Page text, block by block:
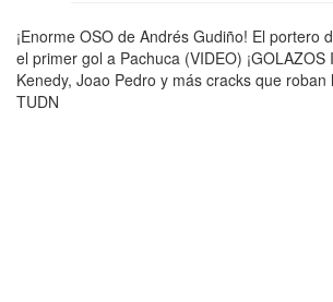
¡Enorme OSO de Andrés Gudiño! El portero
el primer gol a Pachuca (VIDEO) ¡GOLAZOS
Kenedy, Joao Pedro y más cracks que roban
TUDN